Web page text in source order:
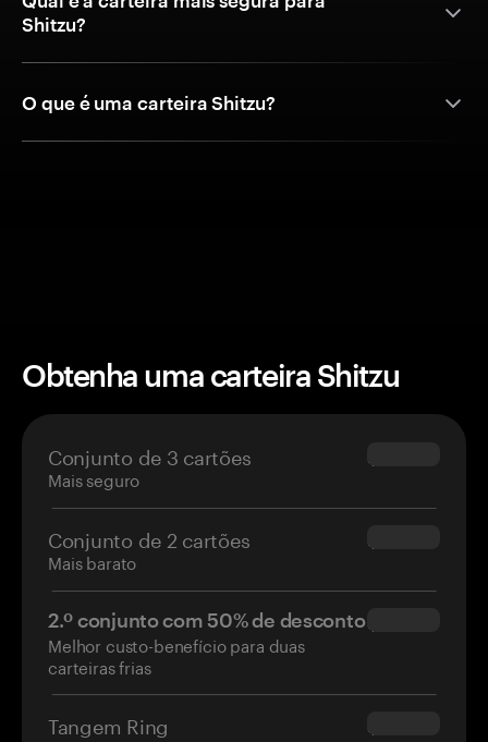
Shitzu?
O que é uma carteira Shitzu?
Obtenha uma carteira Shitzu
Conjunto de 3 cartões
Mais seguro
$69.90
Conjunto de 2 cartões
Mais barato
$54.90
2.º conjunto com 50% de desconto
Melhor custo-benefício para duas
carteiras frias
$34.95
Tangem Ring $160.00